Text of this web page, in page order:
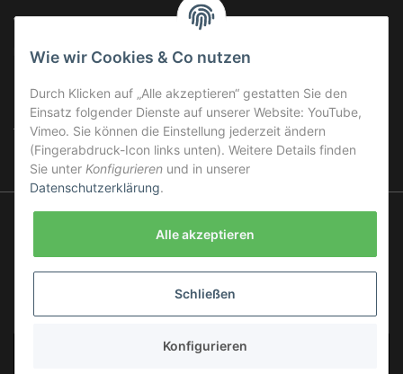
Widerrufsrecht
Batteriegesetzhinweise
BARF INFO'S
Terminplan BARF-Bestellungen
Alle Preise inkl. gesetzlicher USt., zzgl.
Wie wir Cookies & Co nutzen
Durch Klicken auf „Alle akzeptieren“ gestatten Sie den
Einsatz folgender Dienste auf unserer Website: YouTube,
Vimeo. Sie können die Einstellung jederzeit ändern
(Fingerabdruck-Icon links unten). Weitere Details finden
Sie unter Konfigurieren und in unserer
Datenschutzerklärung.
Alle akzeptieren
Schließen
Konfigurieren